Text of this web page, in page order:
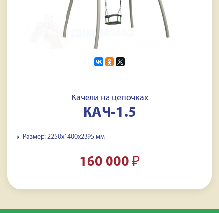
Качели на цепочках
КАЧ-1.5
Размер: 2250x1400x2395 мм
160 000 ₽